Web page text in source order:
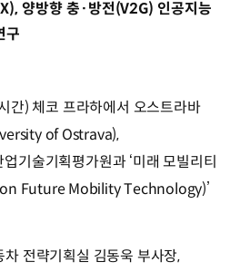
양방향 충·방전(V2G) 인공지능
구
간) 체코 프라하에서 오스트라바
of Ostrava),
기술기획평가원과 ‘미래 모빌리티
Future Mobility Technology)’
전략기획실 김동욱 부사장,